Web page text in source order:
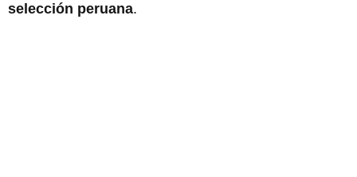
selección peruana.